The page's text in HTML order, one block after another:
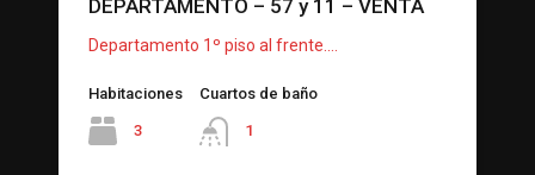
DEPARTAMENTO – 57 y 11 – VENTA
Departamento 1º piso al frente.…
Habitaciones
3
Cuartos de baño
1